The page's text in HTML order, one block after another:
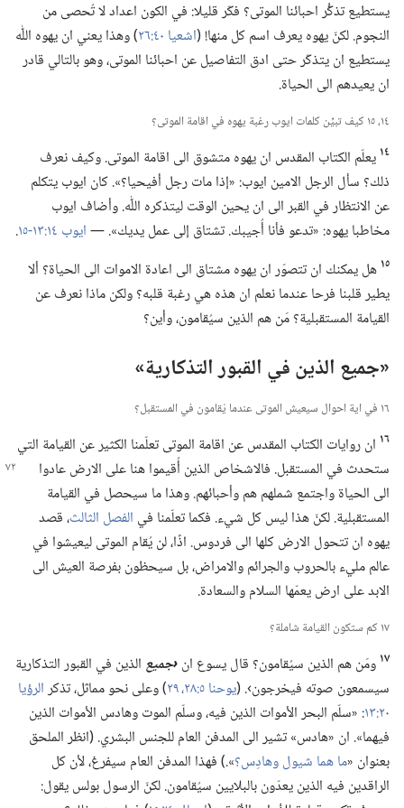
يستطيع تذكُّر احبائنا الموتى؟‏ فكّر قليلا:‏ في الكون اعداد لا تُحصى من
النجوم.‏ لكنّ يهوه يعرف اسم كل منها!‏ (‏اشعيا ٤٠:‏٢٦
‏)‏ وهذا يعني ان يهوه اللّٰه
يستطيع ان يتذكّر حتى ادق التفاصيل عن احبائنا الموتى،‏ وهو بالتالي قادر
ان يعيدهم الى الحياة.‏
١٤،‏ ١٥ كيف تبيِّن كلمات ايوب رغبة يهوه في اقامة الموتى؟‏
١٤ يعلّم الكتاب المقدس ان يهوه متشوق الى اقامة الموتى.‏ وكيف نعرف
ذلك؟‏ سأل الرجل الامين ايوب:‏ «إذا مات رجل أفيحيا؟‏».‏ كان ايوب يتكلم
عن الانتظار في القبر الى ان يحين الوقت ليتذكره اللّٰه.‏ وأضاف ايوب
مخاطبا يهوه:‏ «تدعو فأنا أُجيبك.‏ تشتاق إلى عمل يديك».‏ —‏ايوب ١٤:‏١٣-‏١٥ ‏.‏
١٥ هل يمكنك ان تتصوّر ان يهوه مشتاق الى اعادة الاموات الى الحياة؟‏ ألا
يطير قلبنا فرحا عندما نعلم ان هذه هي رغبة قلبه؟‏ ولكن ماذا نعرف عن
القيامة المستقبلية؟‏ مَن هم الذين سيُقامون،‏ وأين؟‏
‏«‏جميع الذين في القبور التذكارية»‏
١٦ في اية احوال سيعيش الموتى عندما يُقامون في المستقبل؟‏
١٦ ان روايات الكتاب المقدس عن اقامة الموتى تعلّمنا الكثير عن القيامة التي
ستحدث في المستقبل.‏ فالاشخاص الذين أُقيموا هنا على الارض عادوا
الى الحياة واجتمع شملهم هم وأحبائهم.‏ وهذا ما سيحصل في القيامة
المستقبلية.‏ لكنّ هذا ليس كل شيء.‏ فكما تعلّمنا في الفصل الثالث‏،‏ قصد
يهوه ان تتحول الارض كلها الى فردوس.‏ اذًا،‏ لن يُقام الموتى ليعيشوا في
عالم مليء بالحروب والجرائم والامراض،‏ بل سيحظون بفرصة العيش الى
الابد على ارض يعمّها السلام والسعادة.‏
١٧ كم ستكون القيامة شاملة؟‏
١٧ ومَن هم الذين سيُقامون؟‏ قال يسوع ان‏‹جميع الذين في القبور التذكارية
سيسمعون صوته فيخرجون›.‏ (‏يوحنا ٥:‏٢٨،‏ ٢٩ ‏)‏ وعلى نحو مماثل،‏ تذكرالرؤيا
٢٠:‏١٣
‏:‏ «سلّم البحر الأموات الذين فيه،‏ وسلّم الموت وهادس الأموات الذين
فيهما».‏ ان «هادس» تشير الى المدفن العام للجنس البشري.‏ (‏انظر الملحق
بعنوان «‏ما هما شيول وهادِس؟‏‏».‏)‏ فهذا المدفن العام سيفرغ،‏ لأن كل
الراقدين فيه الذين يعدّون بالبلايين سيُقامون.‏ لكنّ الرسول بولس يقول:‏